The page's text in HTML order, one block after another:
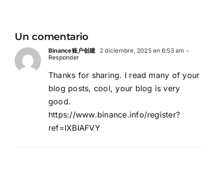
Un comentario
Binance账户创建 2 diciembre, 2025 en 6:53 am -
Responder
Thanks for sharing. I read many of your
blog posts, cool, your blog is very
good.
https://www.binance.info/register?
ref=IXBIAFVY